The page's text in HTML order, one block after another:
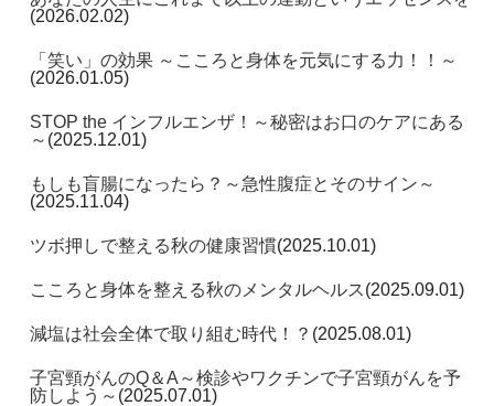
(2026.02.02)
「笑い」の効果 ～こころと身体を元気にする力！！～
(2026.01.05)
STOP the インフルエンザ！～秘密はお口のケアにある
～ (2025.12.01)
もしも盲腸になったら？～急性腹症とそのサイン～
(2025.11.04)
ツボ押しで整える秋の健康習慣(2025.10.01)
こころと身体を整える秋のメンタルヘルス(2025.09.01)
減塩は社会全体で取り組む時代！？ (2025.08.01)
子宮頸がんのQ＆A～検診やワクチンで子宮頸がんを予
防しよう～ (2025.07.01)